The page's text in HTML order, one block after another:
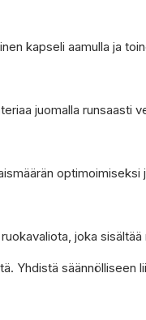
kapseli aamulla ja
juomalla runsaasti
optimoimiseksi
joka sisältää
Yhdistä säännölliseen